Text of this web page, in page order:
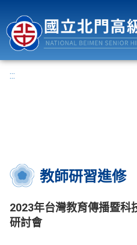
:::
教師研習進修
2023年台灣教育傳播暨科
研討會